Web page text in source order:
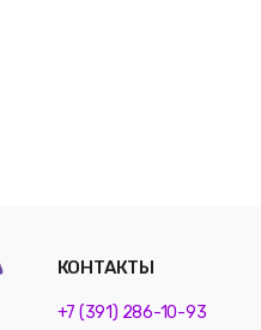
КОНТАКТЫ
+7 (391) 286-10-93